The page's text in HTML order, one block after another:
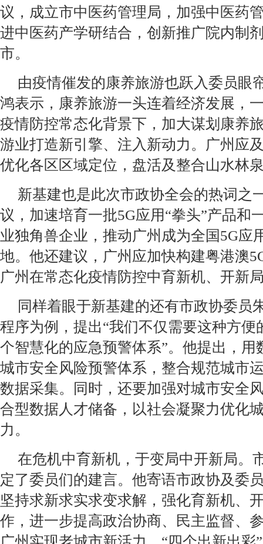
议，成立市中医药管理局，加强中医药
进中医药产学研结合，创新推广院内制
市。
由疫情催发的康养旅游也跃入委员眼
鸿表示，康养旅游一头连着经济发展，
疫情防控常态化背景下，加大谋划康养
游业打造新引擎、注入新动力。广州应
优化各区区域定位，盘活及整合山水林
新基建也是此次市政协全会的热词之
议，加速培育一批5G应用“拳头”产品和
业独角兽企业，推动广州成为全国5G应
地。他还建议，广州应加快构建粤港澳
广州在常态化疫情防控中育新机、开新
同样着眼于新基建的还有市政协委员
程序为例，提出“我们不仅需要这种方便
个智慧化的应急预警体系”。他提出，用
城市安全风险预警体系，整合规范城市
数据采集。同时，还要加强对城市安全
合型数据人才储备，以社会凝聚力优化
力。
在危机中育新机，于变局中开新局。
定了委员们的建言。他寄语市政协及委
坚持求新求实求变求解，强化育新机、
作，进一步提高政治协商、民主监督、